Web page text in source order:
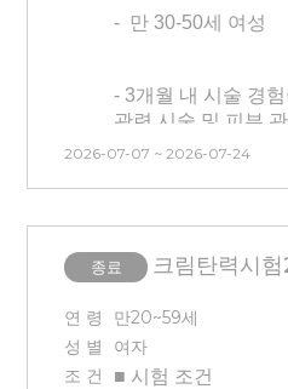
후 신청해 주시기 바
- 최근 3개월 이내
■ 시술 관련 안내
- 피코프락셀 전박부
진행되며, 마취 없이
- 만 30-50세 여성
- 3개월 내 시술 경
관련 시술 및 피부
-3개월 내 시험 참여
(안면, 전박, 건강기
- 타 시험과 중복 참
(안면부 시험/건강
- 시술시간은 30~40
2026-07-07 ~ 2026-07-24
종료 크림탄력시
연 령
만20~59세
성 별
여자
조 건
■ 시험 조건